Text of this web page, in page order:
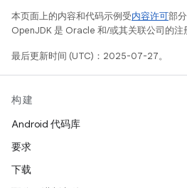
本页面上的内容和代码示例受内容许可部
OpenJDK 是 Oracle 和/或其关联公司的注
最后更新时间 (UTC)：2025-07-27。
构建
Android 代码库
要求
下载